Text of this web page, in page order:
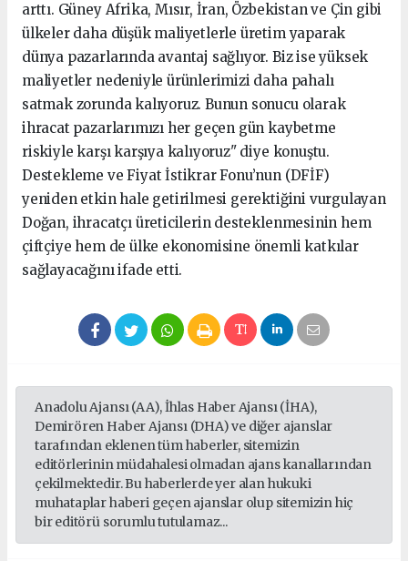
arttı. Güney Afrika, Mısır, İran, Özbekistan ve Çin gibi
ülkeler daha düşük maliyetlerle üretim yaparak
dünya pazarlarında avantaj sağlıyor. Biz ise yüksek
maliyetler nedeniyle ürünlerimizi daha pahalı
satmak zorunda kalıyoruz. Bunun sonucu olarak
ihracat pazarlarımızı her geçen gün kaybetme
riskiyle karşı karşıya kalıyoruz" diye konuştu.
Destekleme ve Fiyat İstikrar Fonu’nun (DFİF)
yeniden etkin hale getirilmesi gerektiğini vurgulayan
Doğan, ihracatçı üreticilerin desteklenmesinin hem
çiftçiye hem de ülke ekonomisine önemli katkılar
sağlayacağını ifade etti.
Anadolu Ajansı (AA), İhlas Haber Ajansı (İHA),
Demirören Haber Ajansı (DHA) ve diğer ajanslar
tarafından eklenen tüm haberler, sitemizin
editörlerinin müdahalesi olmadan ajans kanallarından
çekilmektedir. Bu haberlerde yer alan hukuki
muhataplar haberi geçen ajanslar olup sitemizin hiç
bir editörü sorumlu tutulamaz...